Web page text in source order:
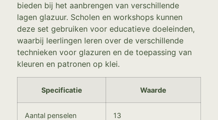
bieden bij het aanbrengen van verschillende
lagen glazuur. Scholen en workshops kunnen
deze set gebruiken voor educatieve doeleinden,
waarbij leerlingen leren over de verschillende
technieken voor glazuren en de toepassing van
kleuren en patronen op klei.
Specificatie Waarde
Aantal penselen 13